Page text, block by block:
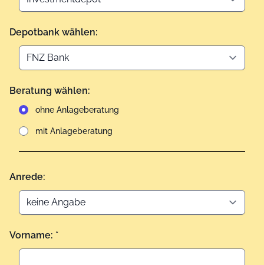
Depotbank wählen:
Beratung wählen:
ohne Anlageberatung
mit Anlageberatung
Anrede:
Vorname: *